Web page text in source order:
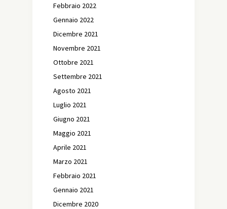
Febbraio 2022
Gennaio 2022
Dicembre 2021
Novembre 2021
Ottobre 2021
Settembre 2021
Agosto 2021
Luglio 2021
Giugno 2021
Maggio 2021
Aprile 2021
Marzo 2021
Febbraio 2021
Gennaio 2021
Dicembre 2020